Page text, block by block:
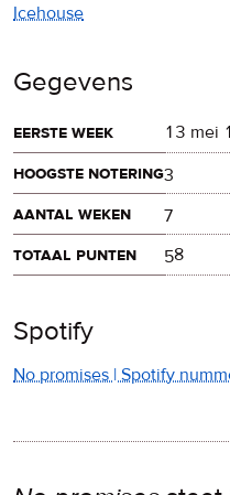
Icehouse
Gegevens
eerste week
13 mei
hoogste notering3
aantal weken
7
totaal punten
58
Spotify
No promises | Spotify